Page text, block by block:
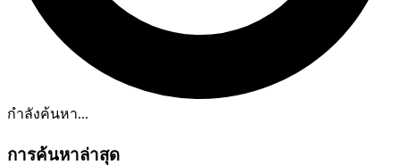
กำลังค้นหา...
การค้นหาล่าสุด